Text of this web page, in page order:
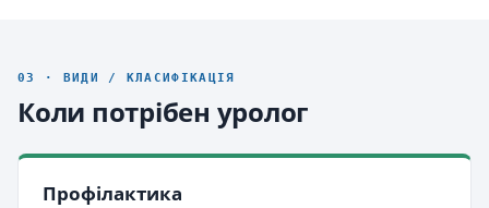
03 · ВИДИ / КЛАСИФІКАЦІЯ
Коли потрібен уролог
Профілактика